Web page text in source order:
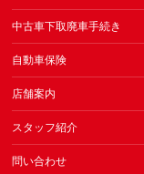
中古車下取廃車手続き
自動車保険
店舗案内
スタッフ紹介
問い合わせ